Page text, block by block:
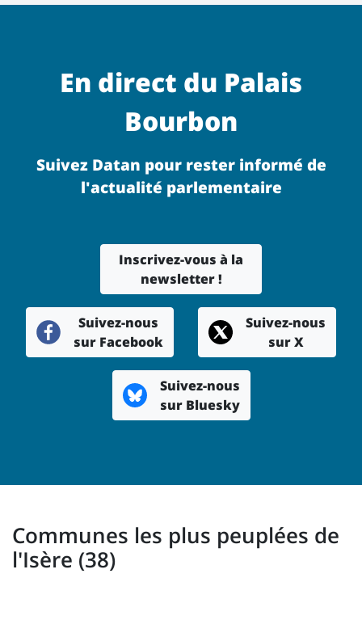
En direct du Palais
Bourbon
Suivez Datan pour rester informé de
l'actualité parlementaire
Inscrivez-vous à la
newsletter !
Suivez-nous
sur Facebook
Suivez-nous
sur X
Suivez-nous
sur Bluesky
Communes les plus peuplées de
l'Isère (38)